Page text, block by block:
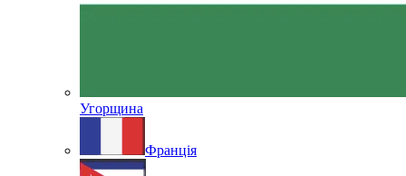
Угорщина
Франція